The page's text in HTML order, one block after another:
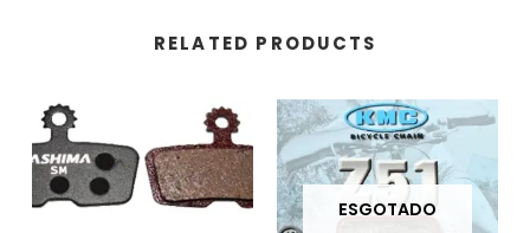
RELATED PRODUCTS
ESGOTADO